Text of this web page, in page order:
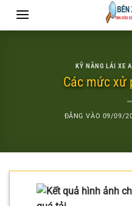
KỸ NĂNG LÁI XE
Các mức xử
ĐĂNG VÀO 09/09/